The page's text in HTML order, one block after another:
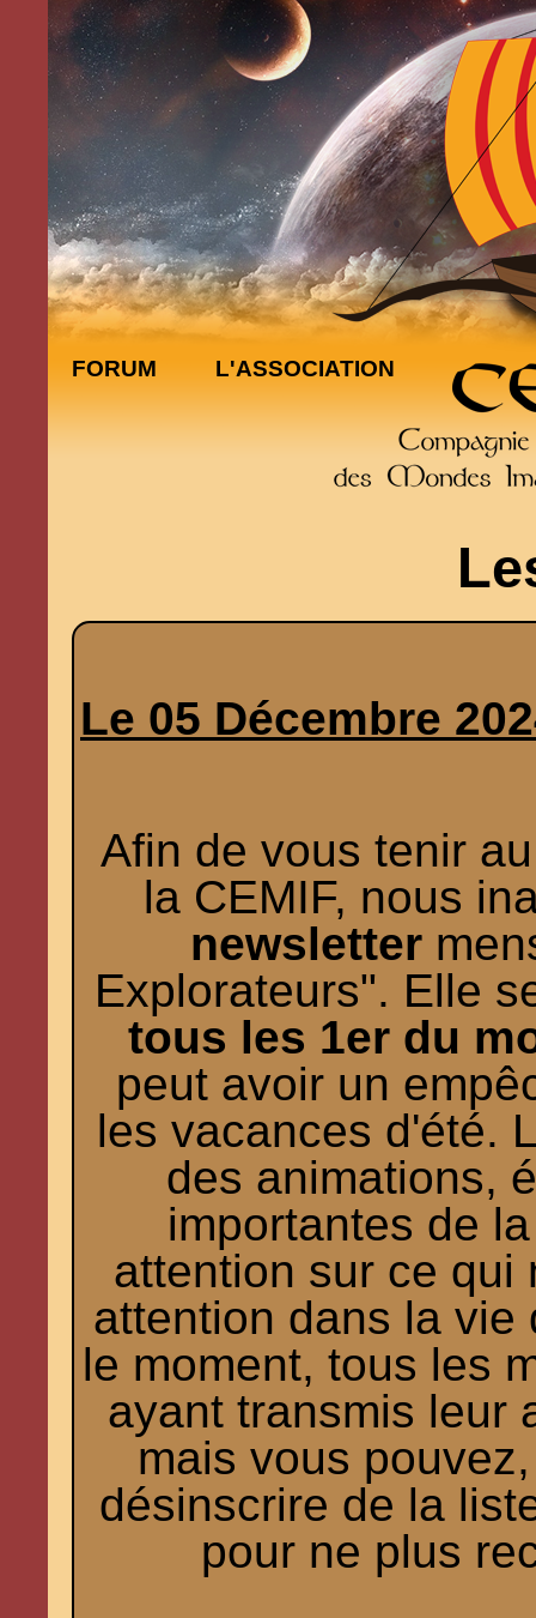
FORUM L'ASSOCIATION
Le 05 Décembre
Afin de vous tenir
la CEMIF, nous
newsletter
Explorateurs". Elle
tous les 1er du
peut avoir un
les vacances d'été.
des animations,
importantes de
attention sur ce qui
attention dans la vie
le moment, tous les
ayant transmis leur
mais vous
désinscrire de la
pour ne plus